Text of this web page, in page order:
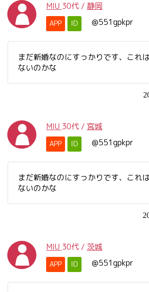
MIU 30代 / 静岡
APP ID @551gpkpr
まだ新婚なのにすっかりです、これ
ないのかな
MIU 30代 / 宮城
APP ID @551gpkpr
まだ新婚なのにすっかりです、これ
ないのかな
MIU 30代 / 茨城
APP ID @551gpkpr